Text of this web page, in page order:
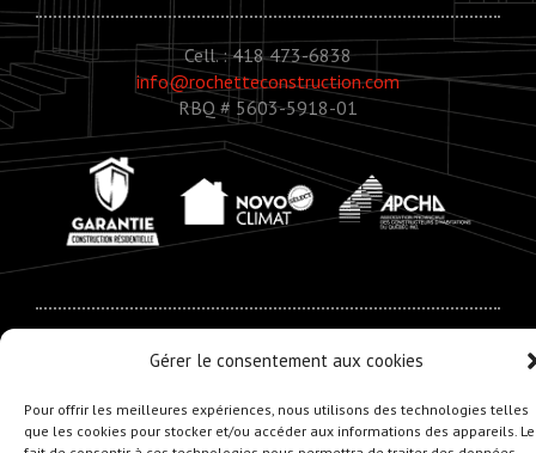
Gérer le consentement aux cookies
Pour offrir les meilleures expériences, nous utilisons des technologies telles
que les cookies pour stocker et/ou accéder aux informations des appareils. Le
Cell. : 418 473-6838
info@rochetteconstruction.com
RBQ # 5603-5918-01
© Copyright 2020 - Rochette Construction